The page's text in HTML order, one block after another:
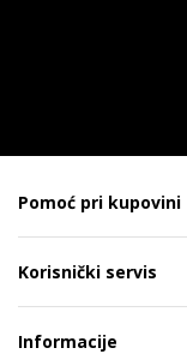
Pomoć pri kupovini
Korisnički servis
Informacije